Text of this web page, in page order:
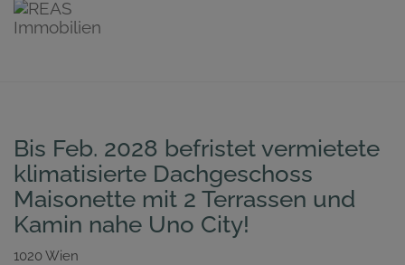
Bis Feb. 2028 befristet vermietete
klimatisierte Dachgeschoss
Maisonette mit 2 Terrassen und
Kamin nahe Uno City!
1020 Wien